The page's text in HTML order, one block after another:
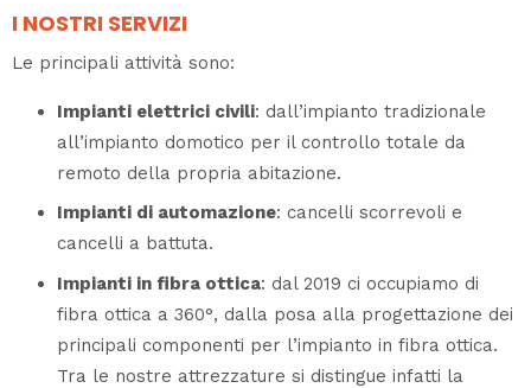
I NOSTRI SERVIZI
Le principali attività sono:
Impianti elettrici civili: dall’impianto tradizionale
all’impianto domotico per il controllo totale da
remoto della propria abitazione.
Impianti di automazione: cancelli scorrevoli e
cancelli a battuta.
Impianti in fibra ottica: dal 2019 ci occupiamo di
fibra ottica a 360°, dalla posa alla progettazione dei
principali componenti per l’impianto in fibra ottica.
Tra le nostre attrezzature si distingue infatti la